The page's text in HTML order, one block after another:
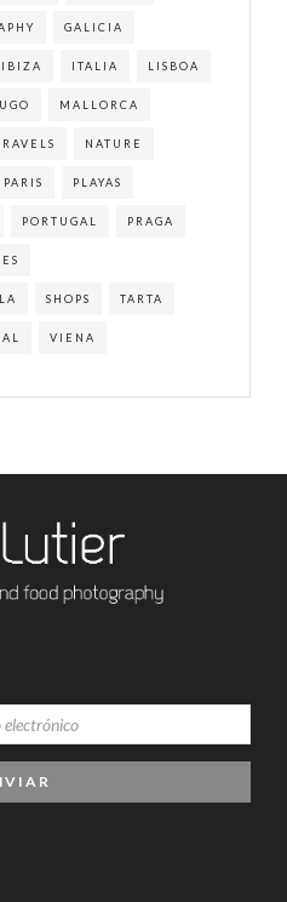
GALICIA
IBIZA ITALIA LISBOA
MALLORCA
NATURE
PARIS PLAYAS
PORTUGAL PRAGA
SHOPS TARTA
VIENA